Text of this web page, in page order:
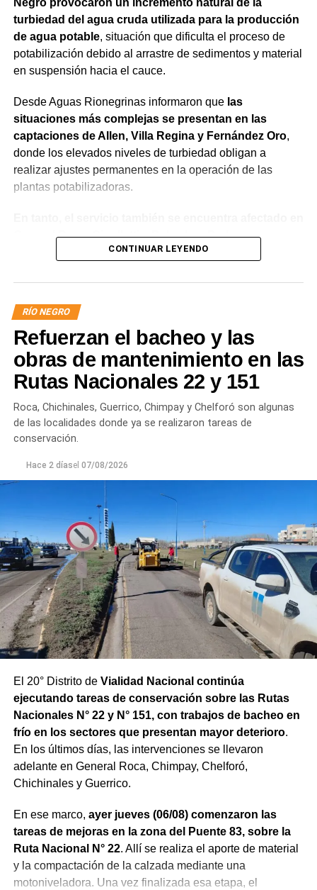
Negro provocaron un incremento natural de la
turbiedad del agua cruda utilizada para la producción
de agua potable, situación que dificulta el proceso de
potabilización debido al arrastre de sedimentos y material
en suspensión hacia el cauce.
Desde Aguas Rionegrinas informaron que las
situaciones más complejas se presentan en las
captaciones de Allen, Villa Regina y Fernández Oro,
donde los elevados niveles de turbiedad obligan a
realizar ajustes permanentes en la operación de las
plantas potabilizadoras.
General Roca, Cipolletti y Balsa Las Perlas,
localidades donde podrían registrarse bajas de
trabaja para sostener la producción de agua potable.
Por otra parte, en Gral. E. Godoy se registran valores de
turbiedad cercanos a 80 NTU, mientras que en
Chichinales rondan los 10 NTU. En ambos casos, las
plantas continúan funcionando con monitoreo
permanente.
Los equipos técnicos de Aguas Rionegrinas mantienen
un seguimiento constante de la evolución de la turbiedad
con las condiciones que presenta el río.
CONTINUAR LEYENDO
RÍO NEGRO
Refuerzan el bacheo y las
obras de mantenimiento en las
Rutas Nacionales 22 y 151
Roca, Chichinales, Guerrico, Chimpay y Chelforó son algunas
de las localidades donde ya se realizaron tareas de
conservación.
Hace 2 díasel 07/08/2026
El 20° Distrito de Vialidad Nacional continúa
ejecutando tareas de conservación sobre las Rutas
Nacionales N° 22 y N° 151, con trabajos de bacheo en
frío en los sectores que presentan mayor deterioro.
En los últimos días, las intervenciones se llevaron
adelante en General Roca, Chimpay, Chelforó,
Chichinales y Guerrico.
En ese marco, ayer jueves (06/08) comenzaron las
tareas de mejoras en la zona del Puente 83, sobre la
Ruta Nacional N° 22. Allí se realiza el aporte de material
y la compactación de la calzada mediante una
motoniveladora. Una vez finalizada esa etapa, el